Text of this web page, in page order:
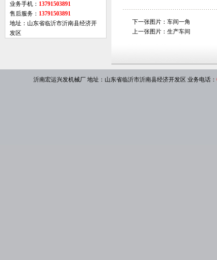
业务手机： 13791503891
售后服务： 13791503891
地址：山东省临沂市沂南县经济开
发区
下一张图片： 车间一角
上一张图片： 生产车间
沂南宏运兴发机械厂 地址：山东省临沂市沂南县经济开发区 业务电话：